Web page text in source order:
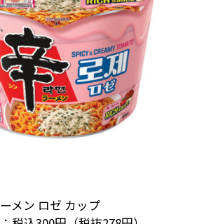
メン ロゼ カップ